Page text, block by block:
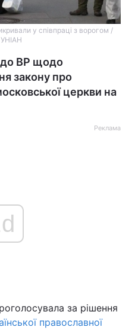
у співпраці з ворогом /
до ВР щодо
закону про
церкви на
Реклама
за рішення
православної